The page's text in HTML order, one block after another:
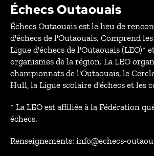
Échecs Outaouais
Échecs Outaouais est le lieu de
d'échecs de l'Outaouais. Comprend
Ligue d'échecs de l'Outaouais (LEO)*
organismes de la région. La LEO
championnats de l'Outaouais, le
Hull, la Ligue scolaire d'échecs et les
* La LEO est affiliée à la Fédération
échecs.
Renseignements: info@echecs-